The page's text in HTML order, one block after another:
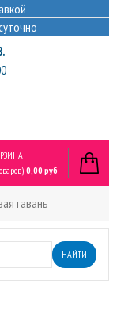
0,00 руб
гавань
НАЙТИ